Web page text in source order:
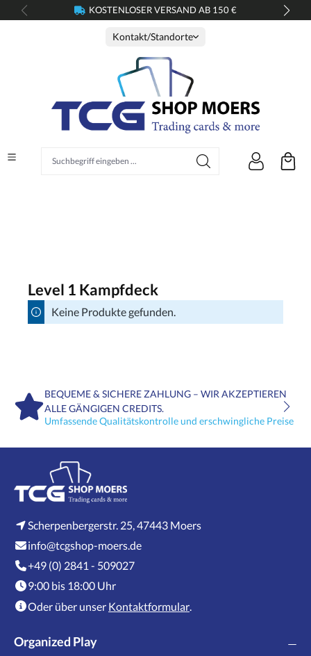
springen KOSTENLOSER VERSAND AB 150 €
Kontakt/Standorte
Level 1 Kampfdeck
Keine Produkte gefunden.
BEQUEME & SICHERE ZAHLUNG – WIR AKZEPTIEREN
ALLE GÄNGIGEN CREDITS.
Umfassende Qualitätskontrolle und erschwingliche Preise
Scherpenbergerstr. 25, 47443 Moers
info@tcgshop-moers.de
+49 (0) 2841 - 509027
9:00 bis 18:00 Uhr
Oder über unser Kontaktformular
Organized Play